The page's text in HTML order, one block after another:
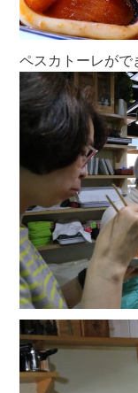
ペスカトーレがで